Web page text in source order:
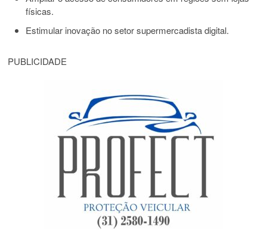
físicas.
Estimular inovação no setor supermercadista digital.
PUBLICIDADE